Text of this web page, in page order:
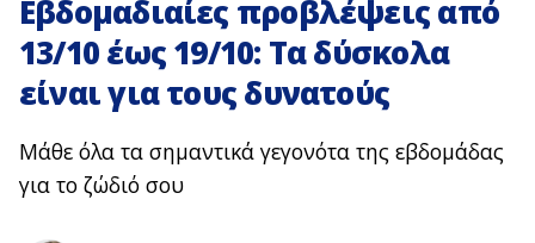
Εβδομαδιαίες προβλέψεις από
13/10 έως 19/10: Τα δύσκολα
είναι για τους δυνατούς
Μάθε όλα τα σημαντικά γεγονότα της εβδομάδας
για το ζώδιό σου